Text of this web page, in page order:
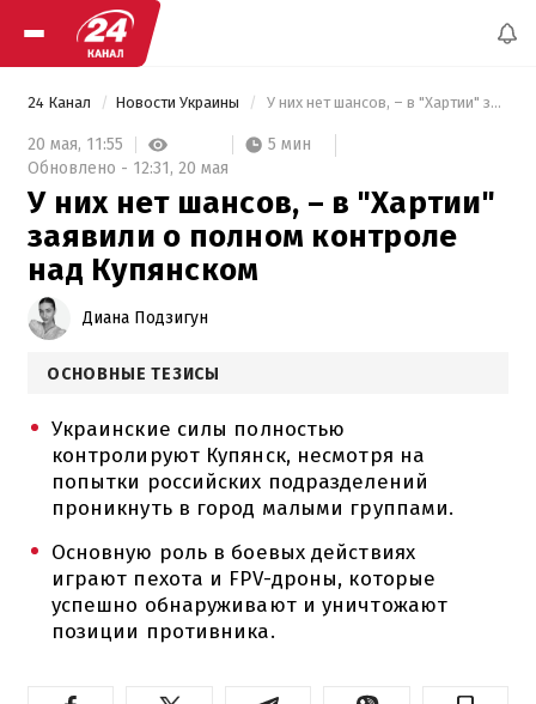
24 Канал Новости Украины У них нет шансов, – в "Хартии" заявили о полном контроле над Купянском
20 мая, 11:55
5 мин
Обновлено - 12:31, 20 мая
У них нет шансов, – в "Хартии"
заявили о полном контроле
над Купянском
Диана Подзигун
ОСНОВНЫЕ ТЕЗИСЫ
Украинские силы полностью
контролируют Купянск, несмотря на
попытки российских подразделений
проникнуть в город малыми группами.
Основную роль в боевых действиях
играют пехота и FPV-дроны, которые
успешно обнаруживают и уничтожают
позиции противника.